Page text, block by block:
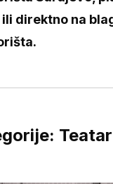
direktno na
Teatar